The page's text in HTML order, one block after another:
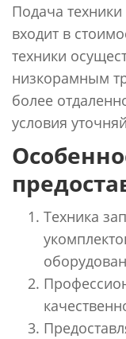
Подача
входит в
техники
низкорамным
более
условия
Техника